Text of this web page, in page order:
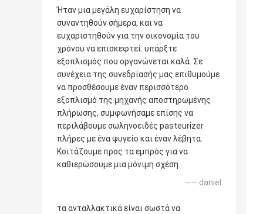
Ήταν μια μεγάλη ευχαρίστηση να
συναντηθούν σήμερα, και να
ευχαριστηθούν για την οικονομία του
χρόνου να επισκεφτεί. υπάρξτε
εξοπλισμός που οργανώνεται καλά. Σε
συνέχεια της συνεδρίασής μας επιθυμούμε
να προσθέσουμε έναν περισσότερο
εξοπλισμό της μηχανής αποστηρωμένης
πλήρωσης, συμφωνήσαμε επίσης να
περιλάβουμε σωληνοειδές pasteurizer
πλήρες με ένα ψυγείο και έναν λέβητα.
Κοιτάζουμε προς τα εμπρός για να
καθιερώσουμε μια μόνιμη σχέση.
—— daniel
τα ανταλλακτικά είναι σωστά να